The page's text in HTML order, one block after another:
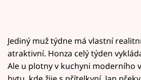
Jediný muž týdne má vlastní
atraktivní. Honza celý týden
Ale u plotny v kuchyni moderního